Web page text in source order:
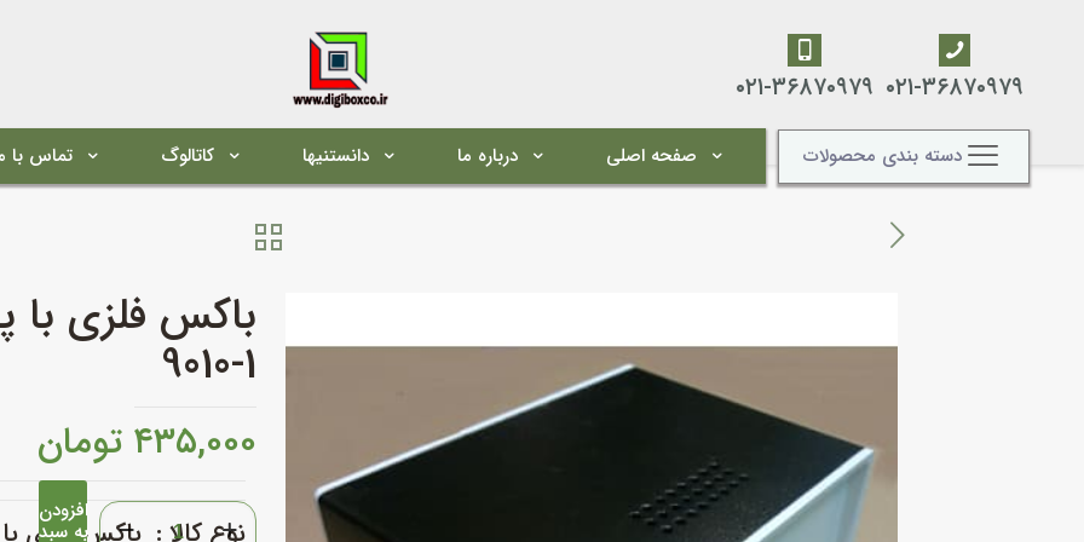
۰۲۱-۳۶۸۷۰۹۷۹ ۰۲۱-۳۶۸۷۰۹۷۹
دسته بندی محصولات صفحه اصلی درباره ما دانستنیها کاتالوگ تماس با
9010-1
۴۳۵,۰۰۰ تومان
باکس
افزودن
به سبد